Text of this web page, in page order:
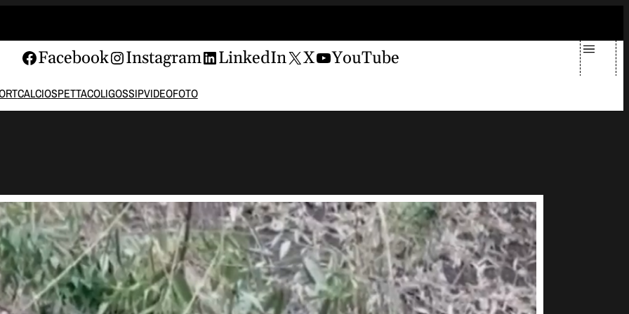
Facebook Instagram LinkedIn X YouTube
CALCIOSPETTACOLIGOSSIPVIDEOFOTO